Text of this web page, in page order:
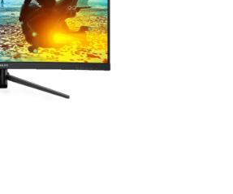
Philips 325M8C | 31.5" QHD Curved